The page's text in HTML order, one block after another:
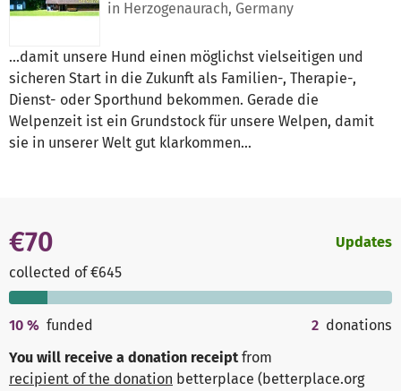
in Herzogenaurach, Germany
...damit unsere Hund einen möglichst vielseitigen und
sicheren Start in die Zukunft als Familien-, Therapie-,
Dienst- oder Sporthund bekommen. Gerade die
Welpenzeit ist ein Grundstock für unsere Welpen, damit
sie in unserer Welt gut klarkommen...
€70
collected of €645
Updates
10 % funded 2 donations
You will receive a donation receipt from
recipient of the donation betterplace (betterplace.org